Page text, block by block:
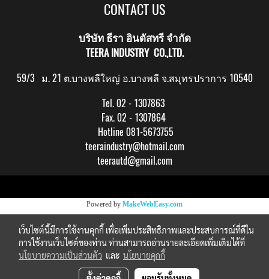
CONTACT US
บริษัท ธีรา อินดัสทรี จำกัด
TEERA INDUSTRY CO.,LTD.
59/3 ม. 21 ต.บางพลีใหญ่ อ.บางพลี จ.สมุทรปราการ 10540
Tel. 02 - 1307863
Fax. 02 - 1307864
Hotline 081-5673755
teeraindustry@hotmail.com
teerautd@gmail.com
Powered by MakeWebEasy.com
เว็บไซต์นี้มีการใช้งานคุกกี้ เพื่อเพิ่มประสิทธิภาพและประสบการณ์ที่ดีใน
การใช้งานเว็บไซต์ของท่าน ท่านสามารถอ่านรายละเอียดเพิ่มเติมได้ที่
นโยบายความเป็นส่วนตัว และ นโยบายคุกกี้